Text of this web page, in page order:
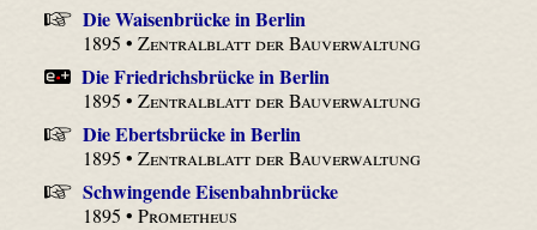
Die Waisenbrücke in Berlin
1895 •Zentralblatt der Bauverwaltung
Die Friedrichsbrücke in Berlin
1895 •Zentralblatt der Bauverwaltung
Die Ebertsbrücke in Berlin
1895 •Zentralblatt der Bauverwaltung
Schwingende Eisenbahnbrücke
1895 •Prometheus